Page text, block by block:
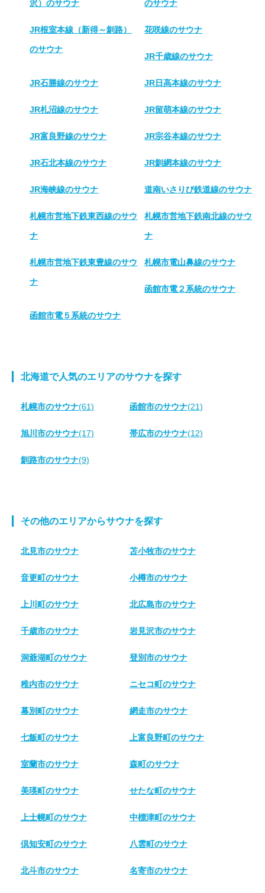
沢）のサウナ のサウナ
JR根室本線（新得～釧路）
のサウナ
花咲線のサウナ
JR千歳線のサウナ
JR石勝線のサウナ JR日高本線のサウナ
JR札沼線のサウナ JR留萌本線のサウナ
JR富良野線のサウナ JR宗谷本線のサウナ
JR石北本線のサウナ JR釧網本線のサウナ
JR海峡線のサウナ 道南いさりび鉄道線のサウナ
札幌市営地下鉄東西線のサウ
ナ
札幌市営地下鉄南北線のサウ
ナ
札幌市営地下鉄東豊線のサウ
ナ
札幌市電山鼻線のサウナ
函館市電２系統のサウナ
函館市電５系統のサウナ
北海道で人気のエリアのサウナを探す
札幌市のサウナ(61) 函館市のサウナ(21)
旭川市のサウナ(17) 帯広市のサウナ(12)
釧路市のサウナ(9)
その他のエリアからサウナを探す
北見市のサウナ 苫小牧市のサウナ
音更町のサウナ 小樽市のサウナ
上川町のサウナ 北広島市のサウナ
千歳市のサウナ 岩見沢市のサウナ
洞爺湖町のサウナ 登別市のサウナ
稚内市のサウナ ニセコ町のサウナ
幕別町のサウナ 網走市のサウナ
七飯町のサウナ 上富良野町のサウナ
室蘭市のサウナ 森町のサウナ
美瑛町のサウナ せたな町のサウナ
上士幌町のサウナ 中標津町のサウナ
倶知安町のサウナ 八雲町のサウナ
北斗市のサウナ 名寄市のサウナ